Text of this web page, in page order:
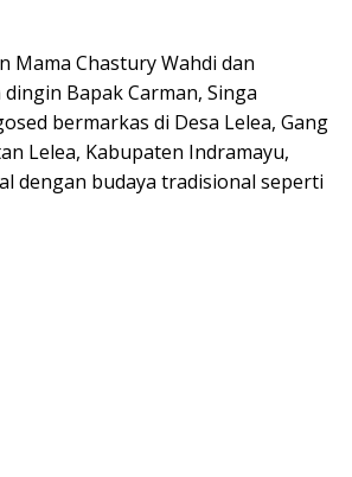
Mama Chastury Wahdi dan
Bapak Carman, Singa
bermarkas di Desa Lelea, Gang
Lelea, Kabupaten Indramayu,
dengan budaya tradisional seperti